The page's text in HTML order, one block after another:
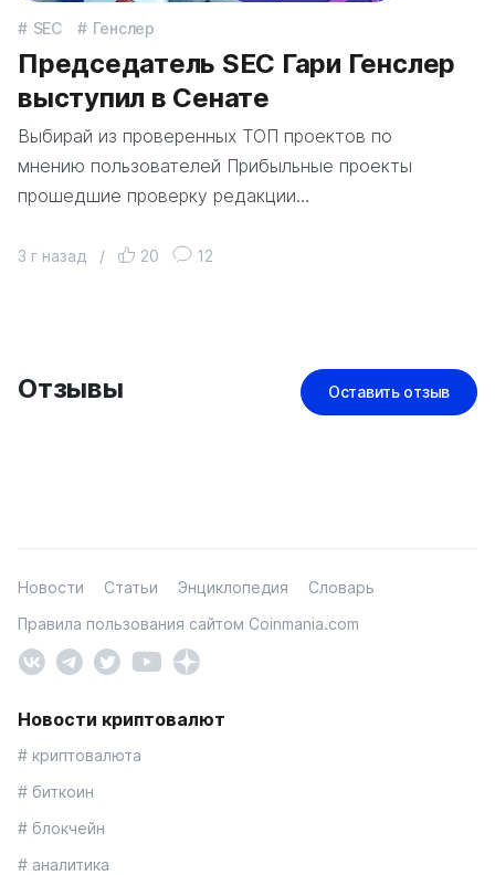
SEC Генслер
Председатель SEC Гари Генслер
выступил в Сенате
Выбирай из проверенных ТОП проектов по
мнению пользователей Прибыльные проекты
прошедшие проверку редакции…
3 г назад / 20 12
Отзывы Оставить отзыв
Новости Статьи Энциклопедия
Словарь
Правила пользования сайтом Coinmania.com
Новости криптовалют
# криптовалюта
# биткоин
# блокчейн
# аналитика